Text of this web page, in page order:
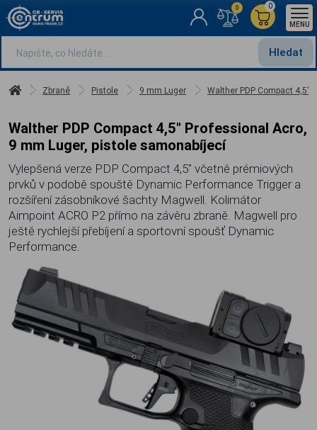
Hledat
0
0
MENU
Zbraně Pistole 9 mm Luger Walther PDP Compact 4,5"
Walther PDP Compact 4,5" Professional Acro,
9 mm Luger, pistole samonabíjecí
Vylepšená verze PDP Compact 4,5" včetně prémiových
prvků v podobě spouště Dynamic Performance Trigger a
rozšíření zásobníkové šachty Magwell. Kolimátor
Aimpoint ACRO P2 přímo na závěru zbraně. Magwell pro
ještě rychlejší přebíjení a sportovní spoušť Dynamic
Performance.